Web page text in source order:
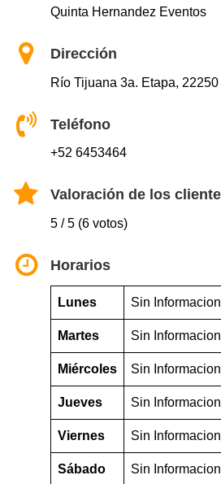
Quinta Hernandez Eventos
Dirección
Río Tijuana 3a. Etapa,
Teléfono
+52 6453464
Valoración de los
5 / 5 (6 votos)
Horarios
Lunes Sin Informacion
Martes Sin Informacion
Miércoles Sin Informacion
Jueves Sin Informacion
Viernes Sin Informacion
Sábado Sin Informacion